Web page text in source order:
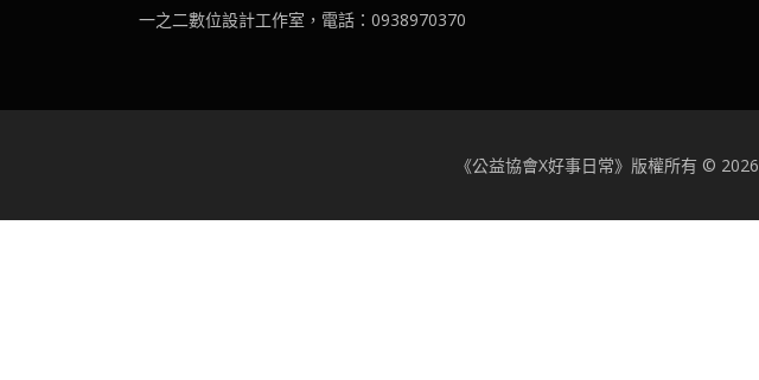
一之二數位設計工作室，電話：0938970370
《公益協會X好事日常》版權所有 © 2026